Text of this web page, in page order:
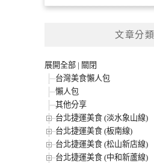
文章分類
展開全部 | 關閉
台灣美食懶人包
懶人包
其他分享
台北捷運美食 (淡水象山線)
台北捷運美食 (板南線)
台北捷運美食 (松山新店線)
台北捷運美食 (中和新蘆線)